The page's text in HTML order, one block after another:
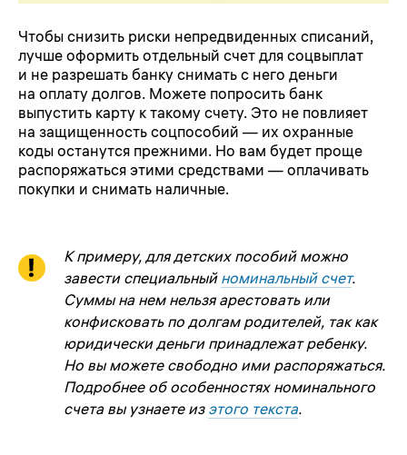
Чтобы снизить риски непредвиденных списаний,
лучше оформить отдельный счет для соцвыплат
и не разрешать банку снимать с него деньги
на оплату долгов. Можете попросить банк
выпустить карту к такому счету. Это не повлияет
на защищенность соцпособий — их охранные
коды останутся прежними. Но вам будет проще
распоряжаться этими средствами — оплачивать
покупки и снимать наличные.
К примеру, для детских пособий можно
завести специальный номинальный счет.
Суммы на нем нельзя арестовать или
конфисковать по долгам родителей, так как
юридически деньги принадлежат ребенку.
Но вы можете свободно ими распоряжаться.
Подробнее об особенностях номинального
счета вы узнаете из этого текста.